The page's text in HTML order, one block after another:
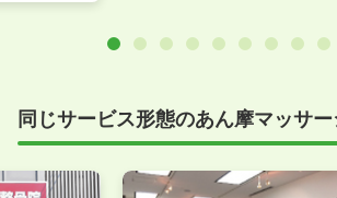
同じサービス形態のあん摩マッサ